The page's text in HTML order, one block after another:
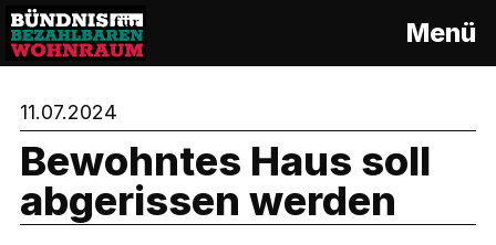
S
i
Menü
11.07.2024
Bewohntes Haus soll
abgerissen werden